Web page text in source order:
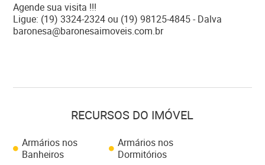
Agende sua visita !!!
Ligue: (19) 3324-2324 ou (19) 98125-4845 - Dalva
baronesa@baronesaimoveis.com.br
RECURSOS DO IMÓVEL
Armários nos
Banheiros
Armários nos
Dormitórios